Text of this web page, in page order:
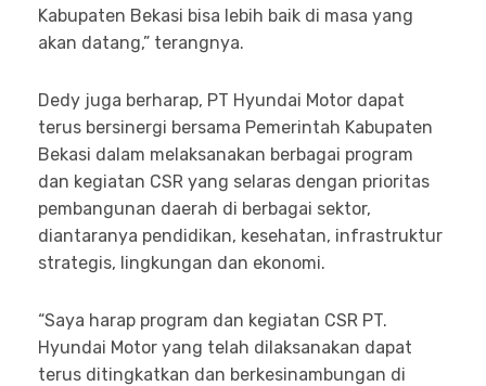
Kabupaten Bekasi bisa lebih baik di masa yang
akan datang,” terangnya.
Dedy juga berharap, PT Hyundai Motor dapat
terus bersinergi bersama Pemerintah Kabupaten
Bekasi dalam melaksanakan berbagai program
dan kegiatan CSR yang selaras dengan prioritas
pembangunan daerah di berbagai sektor,
diantaranya pendidikan, kesehatan, infrastruktur
strategis, lingkungan dan ekonomi.
“Saya harap program dan kegiatan CSR PT.
Hyundai Motor yang telah dilaksanakan dapat
terus ditingkatkan dan berkesinambungan di